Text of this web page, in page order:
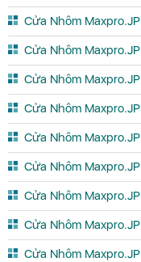
Cửa Nhôm
Cửa Nhôm
Cửa Nhôm
Cửa Nhôm
Cửa Nhôm
Cửa Nhôm
Cửa Nhôm
Cửa Nhôm
Cửa Nhôm